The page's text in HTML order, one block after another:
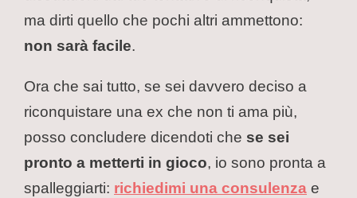
ma dirti quello che pochi altri ammettono:
non sarà facile.
Ora che sai tutto, se sei davvero deciso a
riconquistare una ex che non ti ama più,
posso concludere dicendoti che se sei
pronto a metterti in gioco, io sono pronta a
spalleggiarti: richiedimi una consulenza e